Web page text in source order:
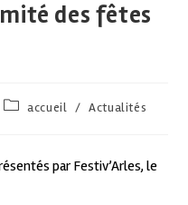
des fêtes
accueil / Actualités
par Festiv’Arles, le